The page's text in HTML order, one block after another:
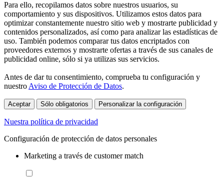
Para ello, recopilamos datos sobre nuestros usuarios, su
comportamiento y sus dispositivos. Utilizamos estos datos para
optimizar constantemente nuestro sitio web y mostrarte publicidad y
contenidos personalizados, así como para analizar las estadísticas de
uso. También podemos comparar tus datos encriptados con
proveedores externos y mostrarte ofertas a través de sus canales de
publicidad online, sólo si ya utilizas sus servicios.
Antes de dar tu consentimiento, comprueba tu configuración y
nuestro Aviso de Protección de Datos.
Aceptar Sólo obligatorios Personalizar la configuración
Nuestra política de privacidad
Configuración de protección de datos personales
Marketing a través de customer match